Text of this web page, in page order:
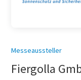
Messeaussteller
Fiergolla